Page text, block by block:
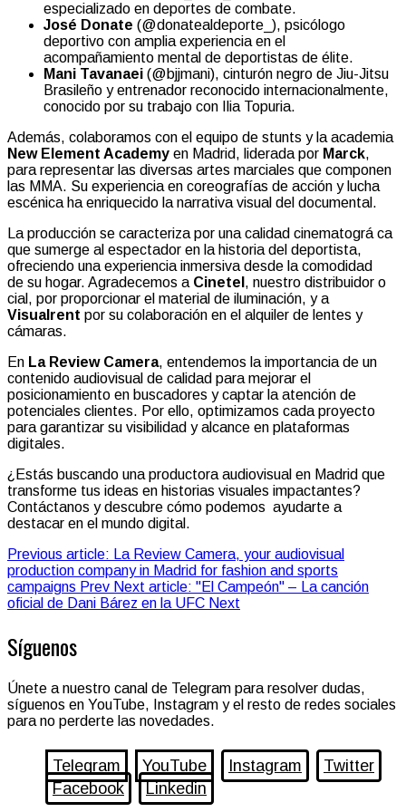
especializado en deportes de combate.
José Donate (@donatealdeporte_), psicólogo
deportivo con amplia experiencia en el
acompañamiento mental de deportistas de élite.
Mani Tavanaei (@bjjmani), cinturón negro de Jiu-Jitsu
Brasileño y entrenador reconocido internacionalmente,
conocido por su trabajo con Ilia Topuria.
Además, colaboramos con el equipo de stunts y la academia
New Element Academy en Madrid, liderada por Marck,
para representar las diversas artes marciales que componen
las MMA. Su experiencia en coreografías de acción y lucha
escénica ha enriquecido la narrativa visual del documental.
La producción se caracteriza por una calidad cinematográ ca
que sumerge al espectador en la historia del deportista,
ofreciendo una experiencia inmersiva desde la comodidad
de su hogar. Agradecemos a Cinetel , nuestro distribuidor o
cial, por proporcionar el material de iluminación, y a
Visualrent por su colaboración en el alquiler de lentes y
cámaras.
En La Review Camera, entendemos la importancia de un
contenido audiovisual de calidad para mejorar el
posicionamiento en buscadores y captar la atención de
potenciales clientes. Por ello, optimizamos cada proyecto
para garantizar su visibilidad y alcance en plataformas
digitales.
¿Estás buscando una productora audiovisual en Madrid que
transforme tus ideas en historias visuales impactantes?
Contáctanos y descubre cómo podemos ayudarte a
destacar en el mundo digital.
Previous article: La Review Camera, your audiovisual
production company in Madrid for fashion and sports
campaigns Prev Next article: "El Campeón" – La canción
oficial de Dani Bárez en la UFC Next
Síguenos
Únete a nuestro canal de Telegram para resolver dudas,
síguenos en YouTube, Instagram y el resto de redes sociales
para no perderte las novedades.
Telegram YouTube Instagram
Twitter
Facebook
Linkedin